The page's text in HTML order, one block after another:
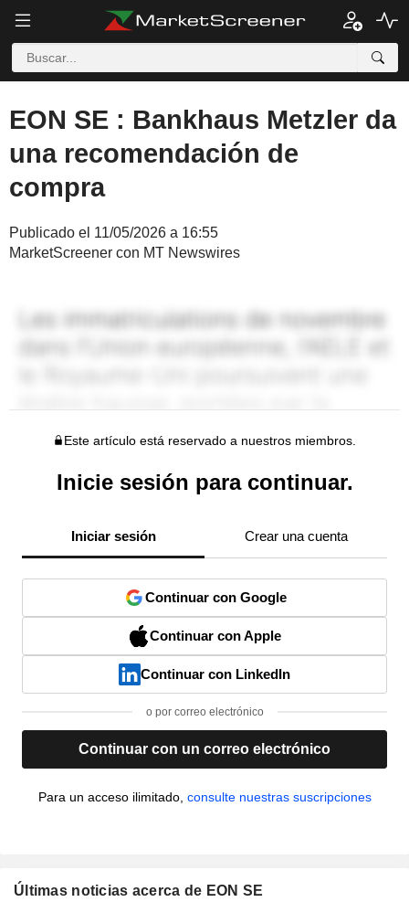
EON SE : Bankhaus Metzler da
una recomendación de
compra
Publicado el 11/05/2026 a 16:55
MarketScreener con MT Newswires
Este artículo está reservado a nuestros miembros.
Inicie sesión para continuar.
Iniciar sesión Crear una cuenta
Continuar con Google
Continuar con Apple
Continuar con LinkedIn
o por correo electrónico
Continuar con un correo electrónico
Para un acceso ilimitado, consulte nuestras suscripciones
Últimas noticias acerca de EON SE